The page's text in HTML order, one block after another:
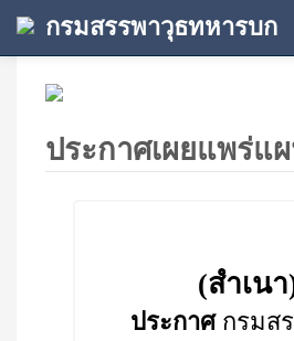
กรมสรรพาวุธทหารบก
ประกาศเผยแพร่แ
(สำเนา
ประกาศกรมส